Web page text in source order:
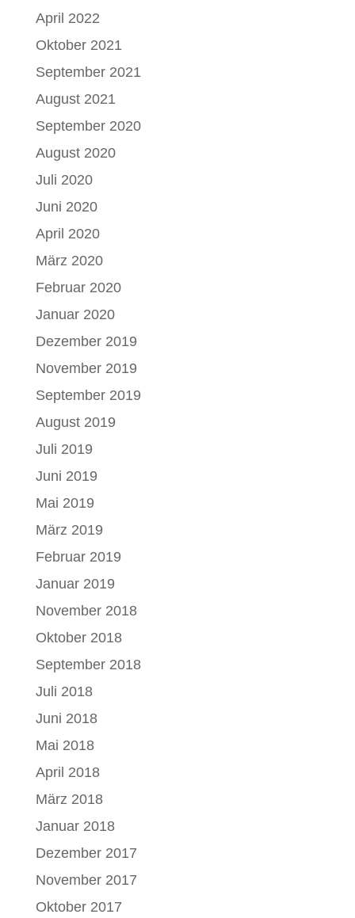
April 2022
Oktober 2021
September 2021
August 2021
September 2020
August 2020
Juli 2020
Juni 2020
April 2020
März 2020
Februar 2020
Januar 2020
Dezember 2019
November 2019
September 2019
August 2019
Juli 2019
Juni 2019
Mai 2019
März 2019
Februar 2019
Januar 2019
November 2018
Oktober 2018
September 2018
Juli 2018
Juni 2018
Mai 2018
April 2018
März 2018
Januar 2018
Dezember 2017
November 2017
Oktober 2017